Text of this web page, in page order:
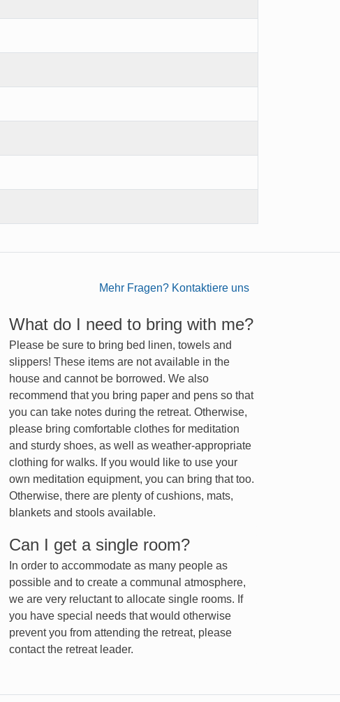
Mehr Fragen? Kontaktiere uns
What do I need to bring with me?
Please be sure to bring bed linen, towels and
slippers! These items are not available in the
house and cannot be borrowed. We also
recommend that you bring paper and pens so that
you can take notes during the retreat. Otherwise,
please bring comfortable clothes for meditation
and sturdy shoes, as well as weather-appropriate
clothing for walks. If you would like to use your
own meditation equipment, you can bring that too.
Otherwise, there are plenty of cushions, mats,
blankets and stools available.
Can I get a single room?
In order to accommodate as many people as
possible and to create a communal atmosphere,
we are very reluctant to allocate single rooms. If
you have special needs that would otherwise
prevent you from attending the retreat, please
contact the retreat leader.